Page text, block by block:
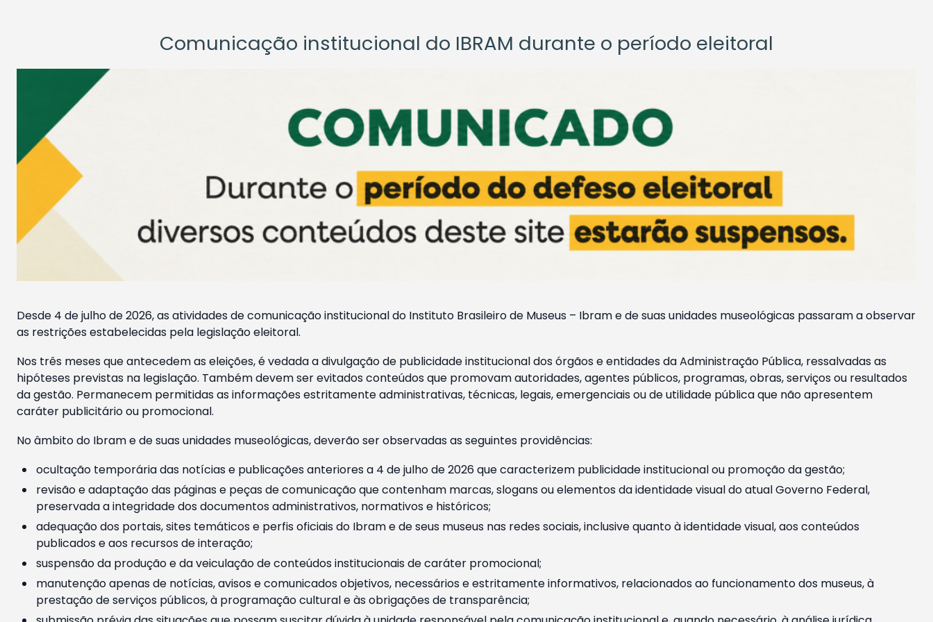
Comunicação institucional do IBRAM durante o período eleitoral
Desde 4 de julho de 2026, as atividades de comunicação institucional do Instituto Brasileiro de Museus – Ibram e de suas unidades museológicas passaram a observar
as restrições estabelecidas pela legislação eleitoral.
Nos três meses que antecedem as eleições, é vedada a divulgação de publicidade institucional dos órgãos e entidades da Administração Pública, ressalvadas as
hipóteses previstas na legislação. Também devem ser evitados conteúdos que promovam autoridades, agentes públicos, programas, obras, serviços ou resultados
da gestão. Permanecem permitidas as informações estritamente administrativas, técnicas, legais, emergenciais ou de utilidade pública que não apresentem
caráter publicitário ou promocional.
No âmbito do Ibram e de suas unidades museológicas, deverão ser observadas as seguintes providências:
ocultação temporária das notícias e publicações anteriores a 4 de julho de 2026 que caracterizem publicidade institucional ou promoção da gestão;
revisão e adaptação das páginas e peças de comunicação que contenham marcas, slogans ou elementos da identidade visual do atual Governo Federal,
preservada a integridade dos documentos administrativos, normativos e históricos;
adequação dos portais, sites temáticos e perfis oficiais do Ibram e de seus museus nas redes sociais, inclusive quanto à identidade visual, aos conteúdos
publicados e aos recursos de interação;
suspensão da produção e da veiculação de conteúdos institucionais de caráter promocional;
manutenção apenas de notícias, avisos e comunicados objetivos, necessários e estritamente informativos, relacionados ao funcionamento dos museus, à
prestação de serviços públicos, à programação cultural e às obrigações de transparência;